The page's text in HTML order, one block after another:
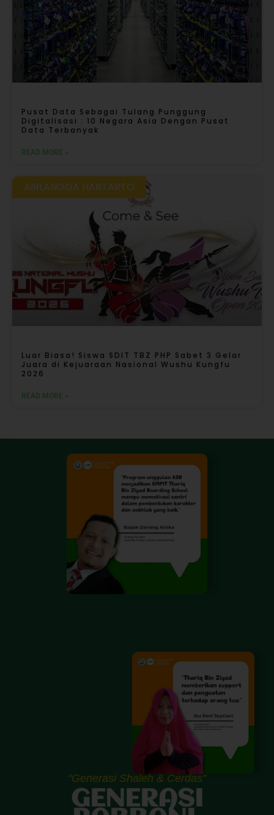
Pusat Data Sebagai Tulang Punggung
Digitalisasi : 10 Negara Asia Dengan Pusat
Data Terbanyak
READ MORE »
AIRLANGGA HARTARTO
Luar Biasa! Siswa SDIT TBZ PHP Sabet 3 Gelar
Juara di Kejuaraan Nasional Wushu Kungfu
2026
READ MORE »
"Generasi Shaleh & Cerdas"
GENERASI